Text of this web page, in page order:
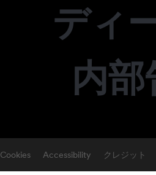
ディ
内
Cookies Accessibility クレジット